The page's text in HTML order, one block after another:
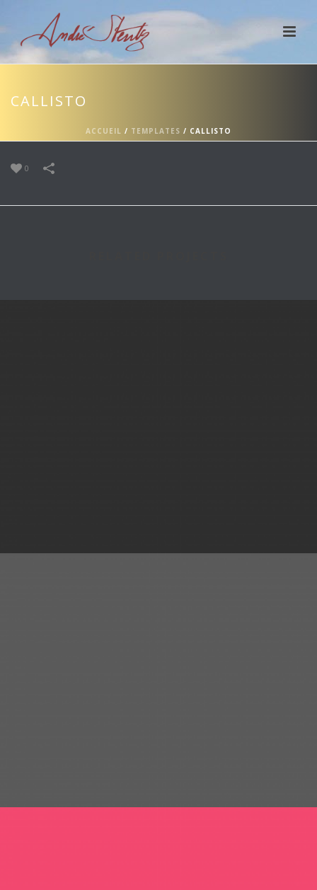
CALLISTO
ACCUEIL / TEMPLATES / CALLISTO
0